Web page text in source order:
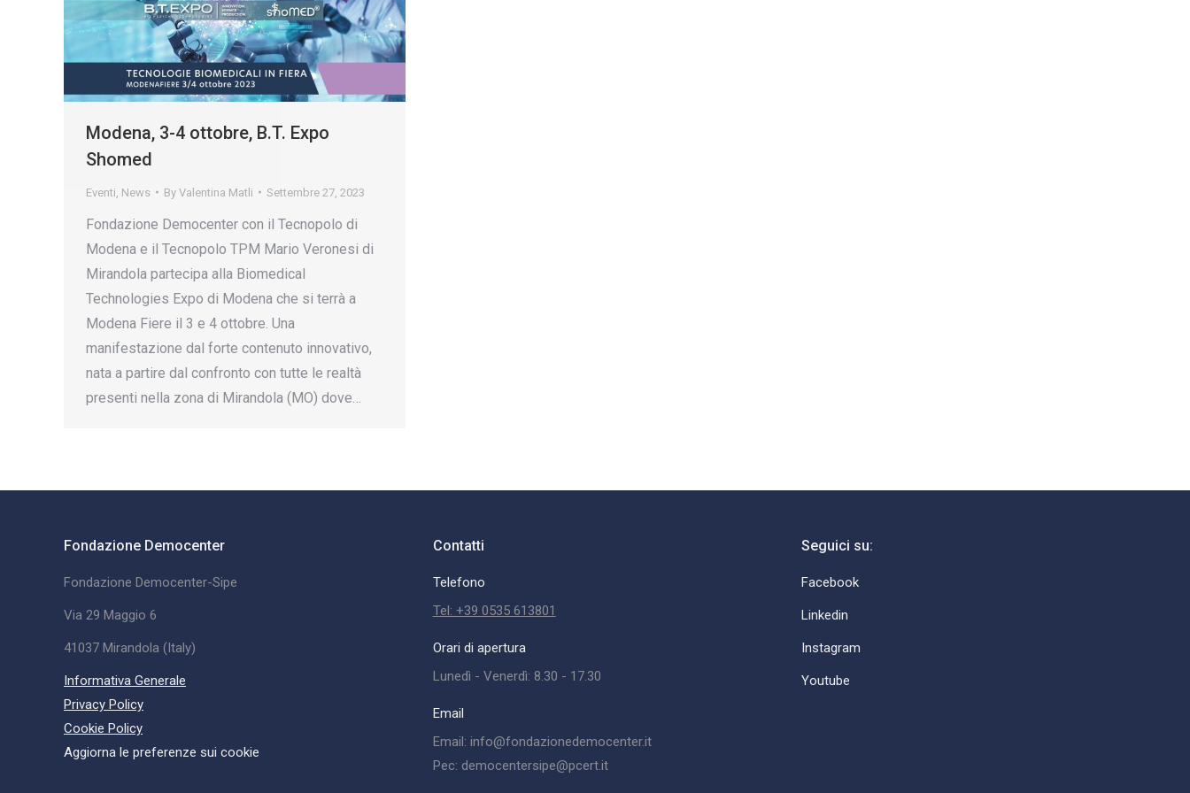
Modena, 3-4 ottobre, B.T. Expo
Shomed
Eventi News By Valentina Matli Settembre 27, 2023
Fondazione Democenter con il Tecnopolo di
Modena e il Tecnopolo TPM Mario Veronesi di
Mirandola partecipa alla Biomedical
Technologies Expo di Modena che si terrà a
Modena Fiere il 3 e 4 ottobre. Una
manifestazione dal forte contenuto innovativo,
nata a partire dal confronto con tutte le realtà
presenti nella zona di Mirandola (MO) dove…
Fondazione Democenter
Fondazione Democenter-Sipe
Via 29 Maggio 6
41037 Mirandola (Italy)
Informativa Generale
Privacy Policy
Cookie Policy
Aggiorna le preferenze sui cookie
Contatti
Telefono
Tel: +39 0535 613801
Orari di apertura
Lunedì - Venerdì: 8.30 - 17.30
Email
Email: info@fondazionedemocenter.it
Pec: democentersipe@pcert.it
Seguici su:
Facebook
Linkedin
Instagram
Youtube